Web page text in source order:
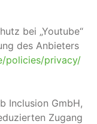
bei „Youtube“
des Anbieters
policies/privacy/
Inclusion GmbH,
Zugang